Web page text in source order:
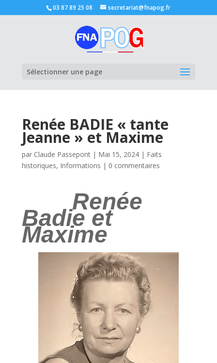
03 87 89 25 08 secretariat@fnapog.fr
Sélectionner une page
Renée BADIE « tante
Jeanne » et Maxime
par Claude Passepont| Mai 15, 2024| Faits
historiques, Informations | 0 commentaires
Renée
Badie et
Maxime